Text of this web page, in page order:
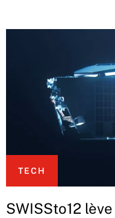
TECH
SWISSto12